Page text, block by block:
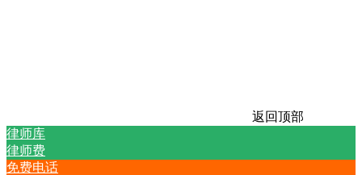
返回顶部
律师库
律师费
免费电话